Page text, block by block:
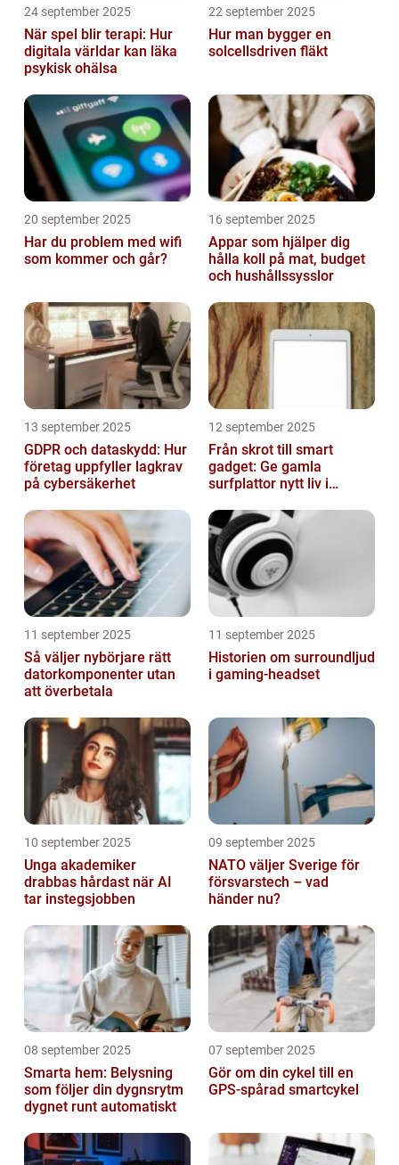
24 september 2025
När spel blir terapi: Hur
digitala världar kan läka
psykisk ohälsa
22 september 2025
Hur man bygger en
solcellsdriven fläkt
20 september 2025
Har du problem med wifi
som kommer och går?
16 september 2025
Appar som hjälper dig
hålla koll på mat, budget
och hushållssysslor
13 september 2025
GDPR och dataskydd: Hur
företag uppfyller lagkrav
på cybersäkerhet
12 september 2025
Från skrot till smart
gadget: Ge gamla
surfplattor nytt liv i
11 september 2025
Så väljer nybörjare rätt
datorkomponenter utan
att överbetala
11 september 2025
Historien om surroundljud
i gaming-headset
10 september 2025
Unga akademiker
drabbas hårdast när AI
tar instegsjobben
09 september 2025
NATO väljer Sverige för
försvarstech – vad
händer nu?
08 september 2025
Smarta hem: Belysning
som följer din dygnsrytm
dygnet runt automatiskt
07 september 2025
Gör om din cykel till en
GPS-spårad smartcykel